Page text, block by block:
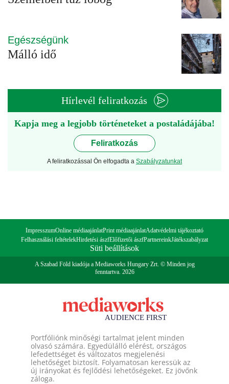
Egészségünk
Málló idő
Hírlevél feliratkozás
Kapja meg a legjobb történeteket a postaládájába!
Feliratkozás
A feliratkozással Ön elfogadta a Szabályzatunkat
ImpresszumOnline médiaajánlatPrint médiaajánlatAdatvédelmi tájékoztató
Felhasználási feltételekHirdetési ászfElőfizetői ászfPartnereinkJátékszabályzat
Süti beállítások
A Szabad Föld kiadója a Mediaworks Hungary Zrt. © Minden jog
fenntartva. 2026
Portfóliónk minőségi tartalmat jelent minden
olvasó számára. Egyedülálló elérést, országos
lefedettséget és változatos megjelenési
lehetőséget biztosít. Folyamatosan keressük az
új irányokat és fejlődési lehetőségeket. Ez jövőnk
záloga.